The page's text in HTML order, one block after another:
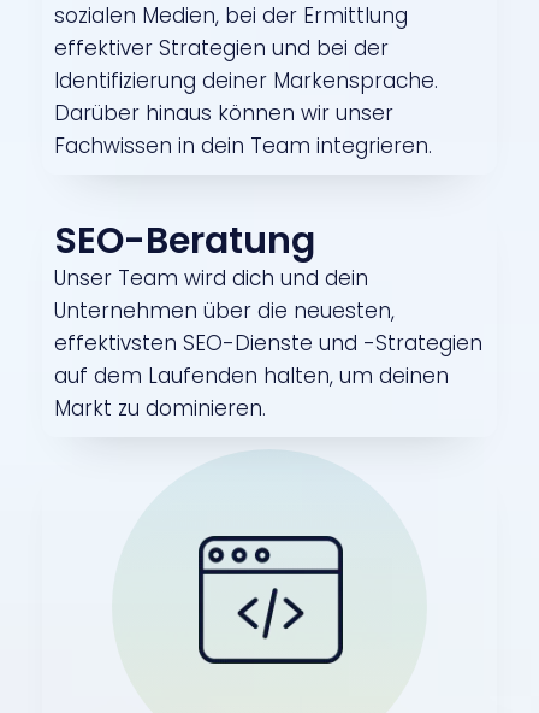
sozialen Medien, bei der Ermittlung
effektiver Strategien und bei der
Identifizierung deiner Markensprache.
Darüber hinaus können wir unser
Fachwissen in dein Team integrieren.
SEO-Beratung
Unser Team wird dich und dein
Unternehmen über die neuesten,
effektivsten SEO-Dienste und -Strategien
auf dem Laufenden halten, um deinen
Markt zu dominieren.